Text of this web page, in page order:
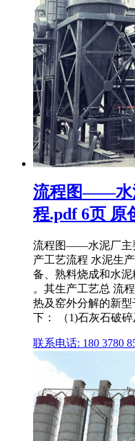
流程图——水
程.pdf 6页 原
流程图——水泥厂主
产工艺流程 水泥生
备、熟料烧成和水
。其生产工艺总 流
热及窑外分解的新
下： （1)石灰石破碎
联系电话: 180 3780